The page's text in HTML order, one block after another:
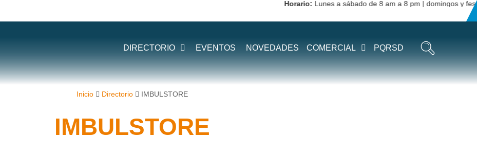
Horario:Lunes a sábado de 8 am a 8 pm | domingos y
DIRECTORIO EVENTOS NOVEDADES COMERCIAL PQRSD
Inicio Directorio IMBULSTORE
IMBULSTORE